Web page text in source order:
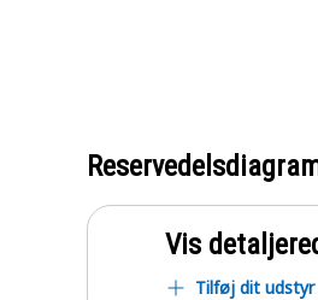
Vis
Tilføj dit udstyr